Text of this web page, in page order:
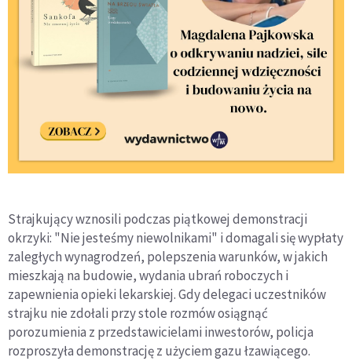
Strajkujący wznosili podczas piątkowej demonstracji
okrzyki: "Nie jesteśmy niewolnikami" i domagali się wypłaty
zaległych wynagrodzeń, polepszenia warunków, w jakich
mieszkają na budowie, wydania ubrań roboczych i
zapewnienia opieki lekarskiej. Gdy delegaci uczestników
strajku nie zdołali przy stole rozmów osiągnąć
porozumienia z przedstawicielami inwestorów, policja
rozproszyła demonstrację z użyciem gazu łzawiącego.